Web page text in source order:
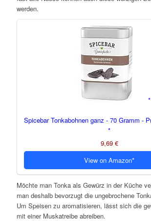
werden.
Spicebar Tonkabohnen ganz - 70 Gramm -
9,69 €
View on Amazon
Möchte man Tonka als Gewürz in der Küche
man deshalb bevorzugt die ungebrochene
Um Speisen zu aromatisieren, lässt sich die
mit einer Muskatreibe abreiben.